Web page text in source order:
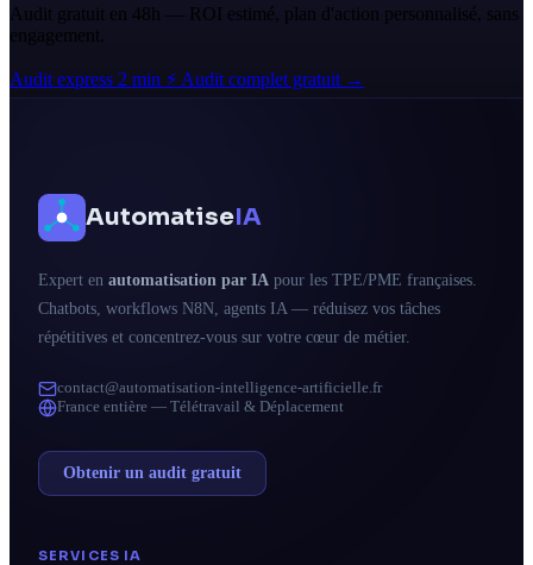
Audit gratuit en 48h — ROI estimé, plan d'action personnalisé, sans
engagement.
Audit express 2 min ⚡ Audit complet gratuit →
AutomatiseIA
Expert en automatisation par IA pour les TPE/PME françaises.
Chatbots, workflows N8N, agents IA — réduisez vos tâches
répétitives et concentrez-vous sur votre cœur de métier.
contact@automatisation-intelligence-artificielle.fr
France entière — Télétravail & Déplacement
Obtenir un audit gratuit
SERVICES IA